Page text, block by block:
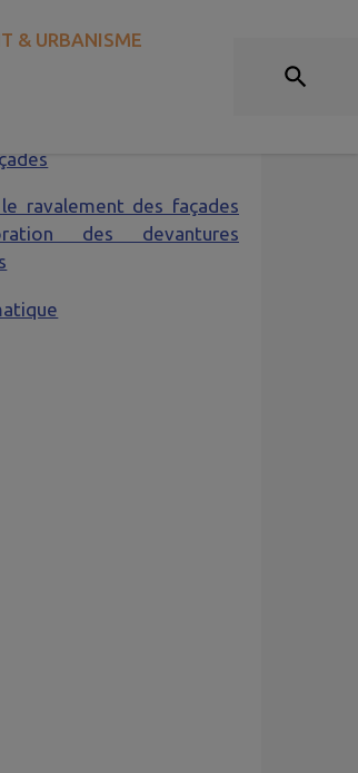
& URBANISMEFAÇADES
ravalement des façades
des devantures